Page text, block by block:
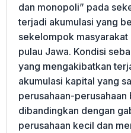
dan monopoli” pada
terjadi akumulasi yang
sekelompok masyarakat
pulau Jawa. Kondisi
yang mengakibatkan
akumulasi kapital yang
perusahaan-perusahaan
dibandingkan dengan
perusahaan kecil dan